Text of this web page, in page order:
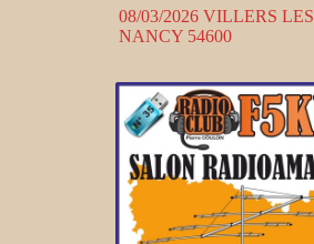
08/03/2026 VILLERS LES
NANCY 54600